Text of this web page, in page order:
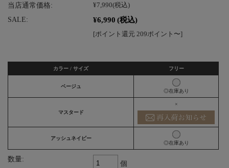
当店通常価格: ¥7,990(税込)
SALE: ¥6,990 (税込)
[ポイント還元 209ポイント〜]
カラー / サイズ フリー
ベージュ
◎在庫あり
マスタード
×
アッシュネイビー
◎在庫あり
数量:
個